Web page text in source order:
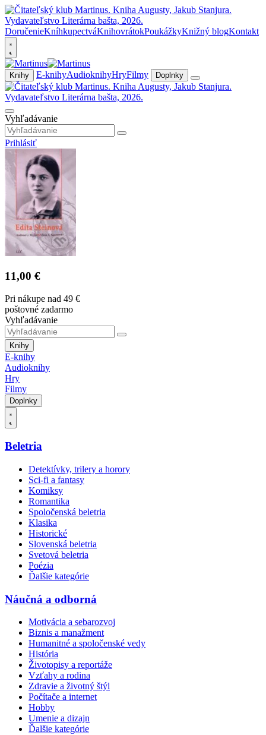
DoručenieKníhkupectváKnihovrátokPoukážkyKnižný blogKontakt
Knihy E-knihyAudioknihyHryFilmy Doplnky
Vyhľadávanie
Prihlásiť
11,00 €
Pri nákupe nad 49 €
poštovné zadarmo
Vyhľadávanie
Knihy
E-knihy
Audioknihy
Hry
Filmy
Doplnky
Beletria
Detektívky, trilery a horory
Sci-fi a fantasy
Komiksy
Romantika
Spoločenská beletria
Klasika
Historické
Slovenská beletria
Svetová beletria
Poézia
Ďalšie kategórie
Náučná a odborná
Motivácia a sebarozvoj
Biznis a manažment
Humanitné a spoločenské vedy
História
Životopisy a reportáže
Vzťahy a rodina
Zdravie a životný štýl
Počítače a internet
Hobby
Umenie a dizajn
Ďalšie kategórie